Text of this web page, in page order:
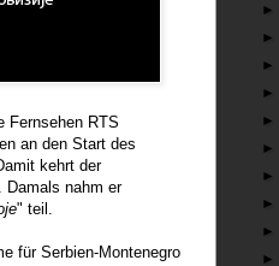
Fernsehen RTS
an den Start des
kehrt der
Damals nahm er
" teil.
für Serbien-Montenegro
►
►
►
►
►
►
►
►
►
►